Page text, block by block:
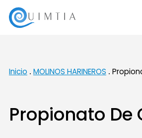
Inicio MOLINOS HARINEROS
Propionato De